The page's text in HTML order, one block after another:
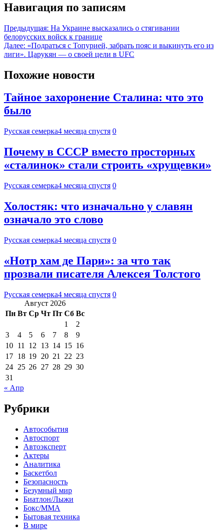
Навигация по записям
Предыдущая: На Украине высказались о стягивании
белорусских войск к границе
Далее: «Подраться с Топурией, забрать пояс и выкинуть его из
лиги». Царукян — о своей цели в UFC
Похожие новости
Тайное захоронение Сталина: что это
было
Русская семерка4 месяца спустя 0
Почему в СССР вместо просторных
«сталинок» стали строить «хрущевки»
Русская семерка4 месяца спустя 0
Холостяк: что изначально у славян
означало это слово
Русская семерка4 месяца спустя 0
«Нотр хам де Пари»: за что так
прозвали писателя Алексея Толстого
Русская семерка4 месяца спустя 0
Август 2026
Пн Вт Ср Чт Пт Сб Вс
1
2
3
4 5 6 7 8
9
10 11 12 13 14 15 16
17 18 19 20 21 22 23
24 25 26 27 28 29 30
31
« Апр
Рубрики
Автособытия
Автоспорт
Автоэксперт
Актеры
Аналитика
Баскетбол
Безопасность
Безумный мир
Биатлон/Лыжи
Бокс/MMA
Бытовая техника
В мире